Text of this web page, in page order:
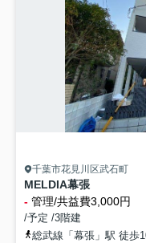
千葉市花見川区武石町
MELDIA幕張
- 管理/共益費3,000円
/予定 /3階建
総武線「幕張」駅 徒歩